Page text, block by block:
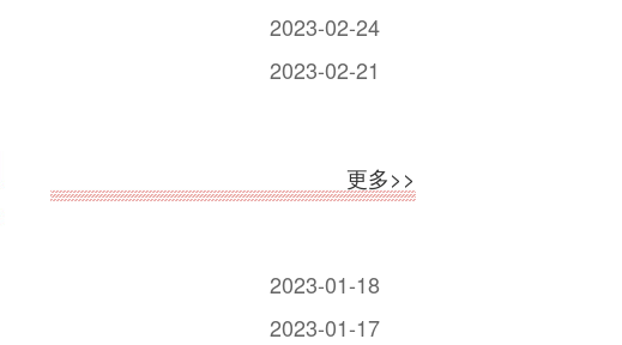
2023-02-24
2023-02-21
更多>>
2023-01-18
2023-01-17